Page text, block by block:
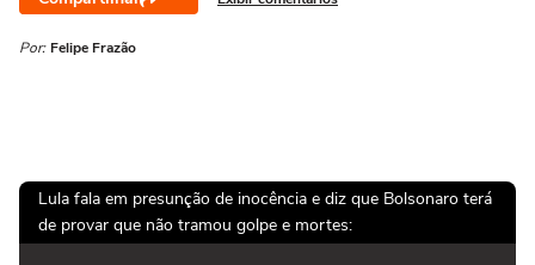
Por: Felipe Frazão
Lula fala em presunção de inocência e diz que Bolsonaro terá
de provar que não tramou golpe e mortes: